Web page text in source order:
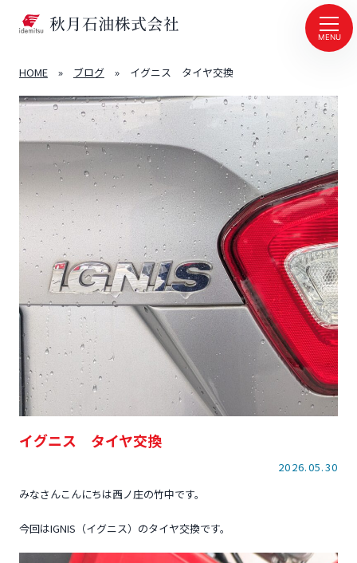
MENU
HOME » ブログ » イグニス タイヤ交換
イグニス タイヤ交換
2026.05.30
みなさんこんにちは西ノ庄の竹中です。
今回はIGNIS（イグニス）のタイヤ交換です。